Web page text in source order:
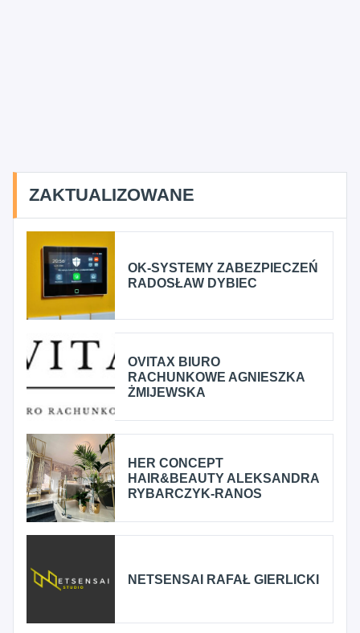
ZAKTUALIZOWANE
OK-SYSTEMY ZABEZPIECZEŃ
RADOSŁAW DYBIEC
OVITAX BIURO
RACHUNKOWE AGNIESZKA
ŻMIJEWSKA
HER CONCEPT
HAIR&BEAUTY ALEKSANDRA
RYBARCZYK-RANOS
NETSENSAI RAFAŁ GIERLICKI